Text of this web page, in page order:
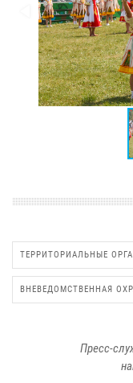
ТЕРРИТОРИАЛЬНЫЕ
ВНЕВЕДОМСТВЕННАЯ
Пресс-